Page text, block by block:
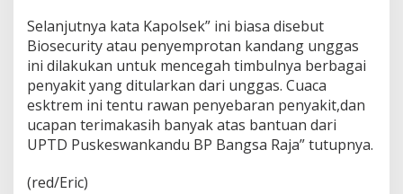
r
i
i
s
a
s
K
Selanjutnya kata Kapolsek” ini biasa disebut
Biosecurity atau penyemprotan kandang unggas
ini dilakukan untuk mencegah timbulnya berbagai
penyakit yang ditularkan dari unggas. Cuaca
esktrem ini tentu rawan penyebaran penyakit,dan
ucapan terimakasih banyak atas bantuan dari
UPTD Puskeswankandu BP Bangsa Raja” tutupnya.
(red/Eric)